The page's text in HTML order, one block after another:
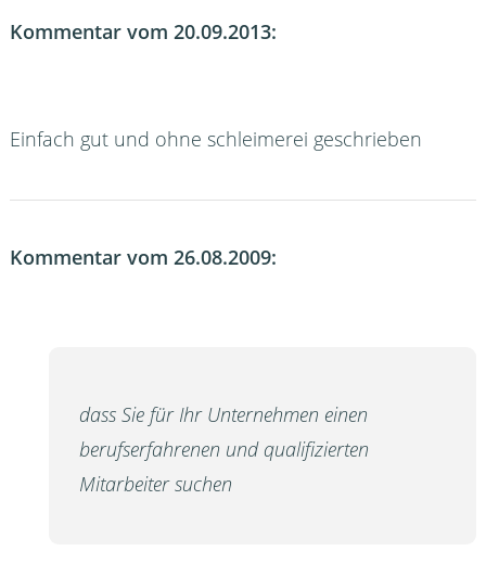
Kommentar vom 20.09.2013:
Einfach gut und ohne schleimerei geschrieben
Kommentar vom 26.08.2009:
dass Sie für Ihr Unternehmen einen
berufserfahrenen und qualifizierten
Mitarbeiter suchen